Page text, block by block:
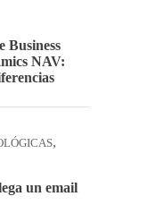
Business
NAV:
,
un email